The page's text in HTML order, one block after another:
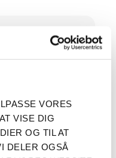
VORES
VISE DIG
OG TIL AT
DELER OGSÅ